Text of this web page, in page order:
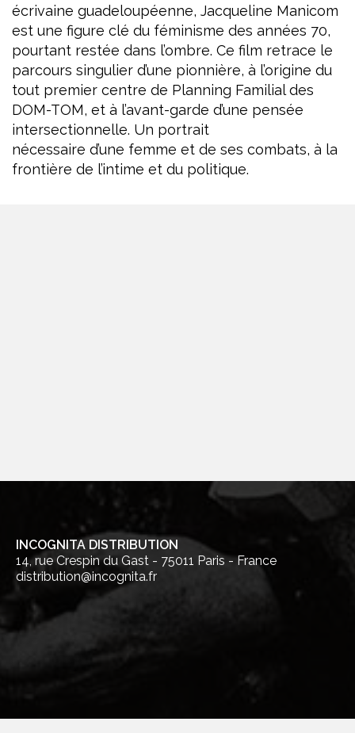
écrivaine guadeloupéenne, Jacqueline Manicom
est une figure clé du féminisme des années 70,
pourtant restée dans l’ombre. Ce film retrace le
parcours singulier d’une pionnière, à l’origine du
tout premier centre de Planning Familial des
DOM-TOM, et à l’avant-garde d’une pensée
intersectionnelle. Un portrait
nécessaire d’une femme et de ses combats, à la
frontière de l’intime et du politique.
INCOGNITA DISTRIBUTION
14, rue Crespin du Gast - 75011 Paris - France
distribution@incognita.fr